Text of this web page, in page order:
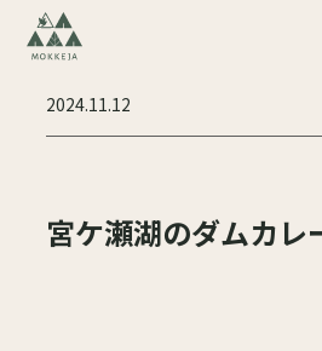
2024.11.12
宮ケ瀬湖のダムカレ